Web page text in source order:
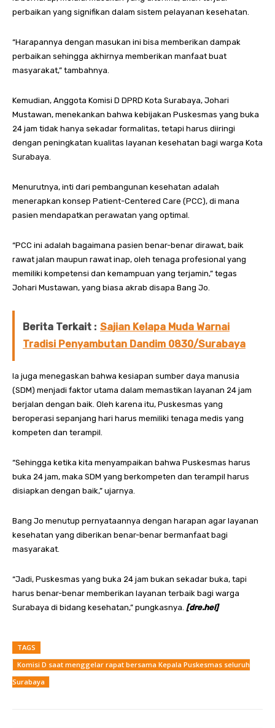
perbaikan yang signifikan dalam sistem pelayanan kesehatan.
“Harapannya dengan masukan ini bisa memberikan dampak
perbaikan sehingga akhirnya memberikan manfaat buat
masyarakat,” tambahnya.
Kemudian, Anggota Komisi D DPRD Kota Surabaya, Johari
Mustawan, menekankan bahwa kebijakan Puskesmas yang buka
24 jam tidak hanya sekadar formalitas, tetapi harus diiringi
dengan peningkatan kualitas layanan kesehatan bagi warga Kota
Surabaya.
Menurutnya, inti dari pembangunan kesehatan adalah
menerapkan konsep Patient-Centered Care (PCC), di mana
pasien mendapatkan perawatan yang optimal.
“PCC ini adalah bagaimana pasien benar-benar dirawat, baik
rawat jalan maupun rawat inap, oleh tenaga profesional yang
memiliki kompetensi dan kemampuan yang terjamin,” tegas
Johari Mustawan, yang biasa akrab disapa Bang Jo.
Berita Terkait : Sajian Kelapa Muda Warnai
Tradisi Penyambutan Dandim 0830/Surabaya
Ia juga menegaskan bahwa kesiapan sumber daya manusia
(SDM) menjadi faktor utama dalam memastikan layanan 24 jam
berjalan dengan baik. Oleh karena itu, Puskesmas yang
beroperasi sepanjang hari harus memiliki tenaga medis yang
kompeten dan terampil.
“Sehingga ketika kita menyampaikan bahwa Puskesmas harus
buka 24 jam, maka SDM yang berkompeten dan terampil harus
disiapkan dengan baik,” ujarnya.
Bang Jo menutup pernyataannya dengan harapan agar layanan
kesehatan yang diberikan benar-benar bermanfaat bagi
masyarakat.
“Jadi, Puskesmas yang buka 24 jam bukan sekadar buka, tapi
harus benar-benar memberikan layanan terbaik bagi warga
Surabaya di bidang kesehatan,” pungkasnya. [dre.hel]
TAGS
Komisi D saat menggelar rapat bersama Kepala Puskesmas seluruh
Surabaya